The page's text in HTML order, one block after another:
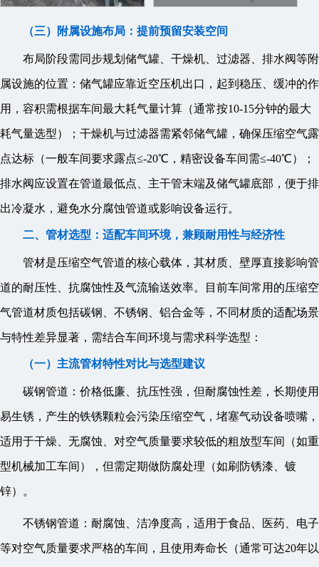
（三）附属设施布局：提前预留安装空间
布局阶段需同步规划储气罐、干燥机、过滤器、排水阀等附
属设施的位置：储气罐应靠近空压机出口，起到稳压、缓冲的作
用，容积需根据车间最大耗气量计算（通常按10-15分钟的最大
耗气量选型）；干燥机与过滤器需紧邻储气罐，确保压缩空气露
点达标（一般车间要求露点≤-20℃，精密设备车间需≤-40℃）；
排水阀应设置在管道最低点、主干管末端及储气罐底部，便于排
出冷凝水，避免水分腐蚀管道或影响设备运行。
二、管材选型：适配车间环境，兼顾耐用性与经济性
管材是压缩空气管道的核心载体，其材质、壁厚直接影响管
道的耐压性、抗腐蚀性及气流输送效率。目前车间常用的压缩空
气管道材质包括碳钢、不锈钢、铝合金等，不同材质的适配场景
与特性差异显著，需结合车间环境与需求科学选型：
（一）主流管材特性对比与选型建议
碳钢管道：价格低廉、抗压性强，但耐腐蚀性差，长期使用
易生锈，产生的铁锈颗粒会污染压缩空气，堵塞气动设备喷嘴，
适用于干燥、无腐蚀、对空气质量要求较低的粗放型车间（如重
型机械加工车间），但需定期做防腐处理（如刷防锈漆、镀
锌）。
不锈钢管道：耐腐蚀、洁净度高，适用于食品、医药、电子
等对空气质量要求严格的车间，且使用寿命长（通常可达20年以